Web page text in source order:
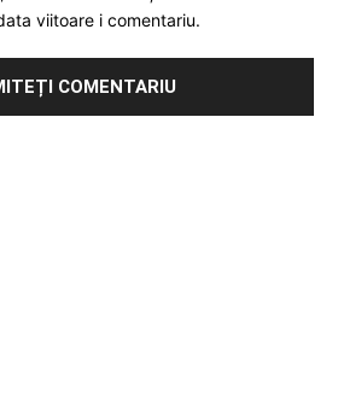
viitoare i comentariu.